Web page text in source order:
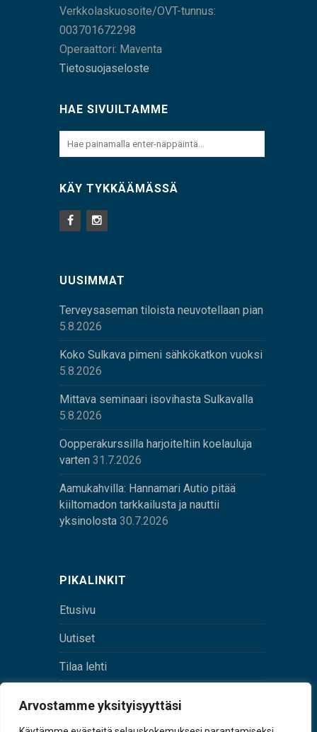
Arvostamme yksityisyyttäsi
Verkkolaskuosoite/OVT-tunnus:
003701672298
Operaattori: Maventa
Tietosuojaseloste
HAE SIVUILTAMME
KÄY TYKKÄÄMÄSSÄ
UUSIMMAT
Terveysaseman tiloista neuvotellaan pian
5.8.2026
Koko Sulkava pimeni sähkökatkon vuoksi
5.8.2026
Mittava seminaari isovihasta Sulkavalla
5.8.2026
Oopperakurssilla harjoiteltiin koelauluja
varten 31.7.2026
Aamukahvilla: Hannamari Autio pitää
kiiltomadon tarkkailusta ja nauttii
yksinolosta 30.7.2026
PIKALINKIT
Etusivu
Uutiset
Tilaa lehti